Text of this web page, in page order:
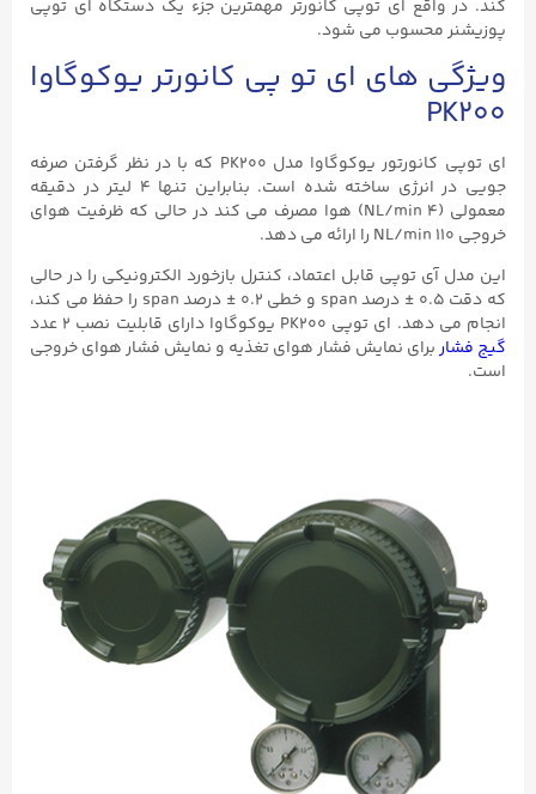
کند. در واقع ای توپی کانورتر مهمترین جزء یک دستگاه ای توپی
پوزیشنر محسوب می شود.
ویژگی های ای تو پی کانورتر یوکوگاوا
PK200
ای توپی کانورتور یوکوگاوا مدل PK200 که با در نظر گرفتن صرفه
جویی در انرژی ساخته شده است. بنابراین تنها ۴ لیتر در دقیقه
معمولی (۴ NL/min) هوا مصرف می کند در حالی که ظرفیت هوای
خروجی ۱۱۰ NL/min را ارائه می دهد.
این مدل آی توپی قابل اعتماد، کنترل بازخورد الکترونیکی را در حالی
که دقت ۰.۵ ± درصد span و خطی ۰.۲ ± درصد span را حفظ می کند،
انجام می دهد. ای توپی PK200 یوکوگاوا دارای قابلیت نصب ۲ عدد
گیج فشاربرای نمایش فشار هوای تغذیه و نمایش فشار هوای خروجی
است.